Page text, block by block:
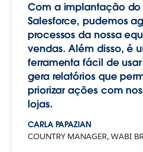
Com a implantação do
Salesforce, pudemos
processos da nossa
vendas. Além disso, é
ferramenta fácil de
gera relatórios que
priorizar ações com
lojas.
CARLA PAPAZIAN
COUNTRY MANAGER, WABI